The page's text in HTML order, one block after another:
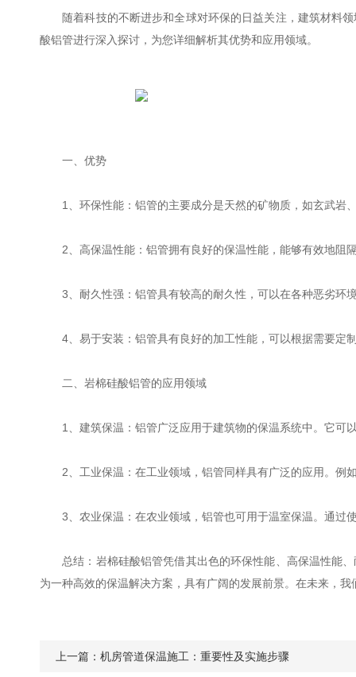
随着科技的不断进步和全球对环保的日益关注，建筑材料领
酸铝管进行深入探讨，为您详细解析其优势和应用领域。
一、优势
1、环保性能：铝管的主要成分是天然的矿物质，如玄武岩
2、高保温性能：铝管拥有良好的保温性能，能够有效地阻
3、耐久性强：铝管具有较高的耐久性，可以在各种恶劣环
4、易于安装：铝管具有良好的加工性能，可以根据需要定
二、岩棉硅酸铝管的应用领域
1、建筑保温：铝管广泛应用于建筑物的保温系统中。它可
2、工业保温：在工业领域，铝管同样具有广泛的应用。例
3、农业保温：在农业领域，铝管也可用于温室保温。通过
总结：岩棉硅酸铝管凭借其出色的环保性能、高保温性能、
为一种高效的保温解决方案，具有广阔的发展前景。在未来，
上一篇： 机房管道保温施工：重要性及实施步骤